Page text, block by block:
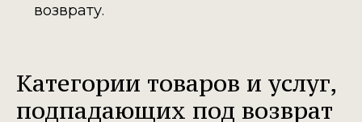
возврату.
Категории товаров и услуг,
подпадающих под возврат